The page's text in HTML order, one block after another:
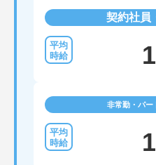
契約社員
非常勤・パー